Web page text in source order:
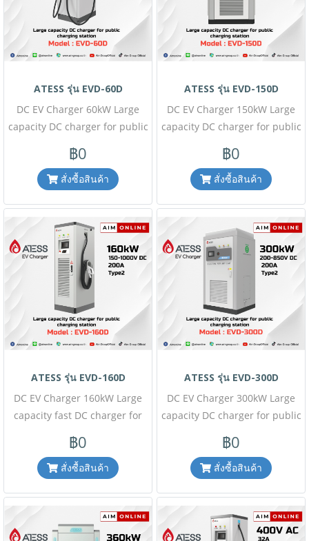
, ฝ่ายขายโครงการ : 098-159-
0978 #W27A67T50-D20230523
ก่อนสั่งซื้อ #W34A65T00-
D20230523
ATESS รุ่น EVD-60D
DC EV Charger 60kW Large
capacity DC charger for public
CCS/CHAdeMo plugs โปรโมชั่
นราคาพิเศษนี้เฉพาะสั่งซื้อ
ภาษีมูลค่าเพิ่ม,ค่าขนส่ง ,ราคาอาจ
มีการเปลี่ยนแปลงได้ โดยไม่แจ้ง
ให้ทราบล่วงหน้า) เช็คสต๊อกสินค้า
ก่อนสั่งซื้อ Line ID : @aimonline
ฝ่ายขายออนไลน์ : 063-879-9917
, ฝ่ายขายโครงการ : 098-159-
0978 #W64A68T00D20230523
฿0
สั่งซื้อสินค้า
ATESS รุ่น EVD-150D
DC EV Charger 150kW Large
capacity DC charger for public
plug โปรโมชั่นราคาพิเศษนี้
เฉพาะสั่งซื้อออนไลน์เท่านั้น (
ขนส่ง ,ราคาอาจมีการ
เปลี่ยนแปลงได้ โดยไม่แจ้งให้
ทราบล่วงหน้า) เช็คสต๊อกสินค้า
ก่อนสั่งซื้อ Line ID : @aimonline
ฝ่ายขายออนไลน์ : 063-879-9917
, ฝ่ายขายโครงการ : 098-159-
0978 #M1W02A41T00-
D20230523
฿0
สั่งซื้อสินค้า
ATESS รุ่น EVD-160D
DC EV Charger 160kW Large
capacity fast DC charger for
CCS or CHAdeMo plug, โปรโม
ชั่นราคาพิเศษนี้เฉพาะสั่งซื้อ
ภาษีมูลค่าเพิ่ม,ค่าขนส่ง ,ราคาอาจ
มีการเปลี่ยนแปลงได้ โดยไม่แจ้ง
ให้ทราบล่วงหน้า) เช็คสต๊อกสินค้า
฿0
สั่งซื้อสินค้า
ATESS รุ่น EVD-300D
DC EV Charger 300kW Large
capacity DC charger for public
plug โปรโมชั่นราคาพิเศษนี้
เฉพาะสั่งซื้อออนไลน์เท่านั้น (
ขนส่ง ,ราคาอาจมีการ
เปลี่ยนแปลงได้ โดยไม่แจ้งให้
ทราบล่วงหน้า) เช็คสต๊อกสินค้า
฿0
สั่งซื้อสินค้า